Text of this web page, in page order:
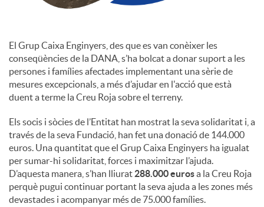
d
e
c
o
n
El Grup Caixa Enginyers, des que es van conèixer les
conseqüències de la DANA, s’ha bolcat a donar suport a les
persones i famílies afectades implementant una sèrie de
mesures excepcionals, a més d’ajudar en l'acció que està
duent a terme la Creu Roja sobre el terreny.
Els socis i sòcies de l’Entitat han mostrat la seva solidaritat i, a
través de la seva Fundació, han fet una donació de 144.000
euros. Una quantitat que el Grup Caixa Enginyers ha igualat
per sumar-hi solidaritat, forces i maximitzar l’ajuda.
D’aquesta manera, s’han lliurat 288.000 eurosa la Creu Roja
perquè pugui continuar portant la seva ajuda a les zones més
devastades i acompanyar més de 75.000 famílies.